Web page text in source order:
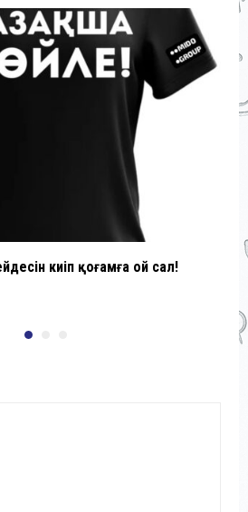
киіп қоғамға ой сал!